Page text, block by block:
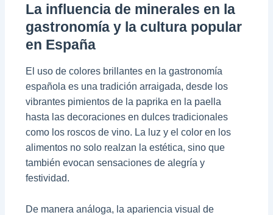
La influencia de minerales en la
gastronomía y la cultura popular
en España
El uso de colores brillantes en la gastronomía
española es una tradición arraigada, desde los
vibrantes pimientos de la paprika en la paella
hasta las decoraciones en dulces tradicionales
como los roscos de vino. La luz y el color en los
alimentos no solo realzan la estética, sino que
también evocan sensaciones de alegría y
festividad.
De manera análoga, la apariencia visual de